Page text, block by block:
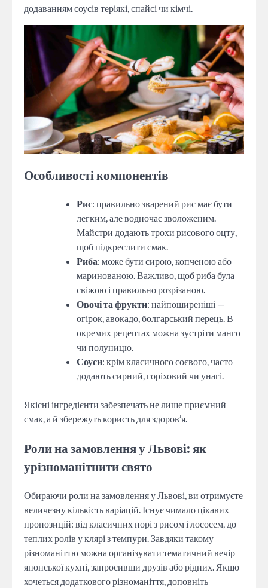
додаванням соусів теріякі, спайсі чи кімчі.
Особливості компонентів
Рис: правильно зварений рис має бути
легким, але водночас зволоженим.
Майстри додають трохи рисового оцту,
щоб підкреслити смак.
Риба: може бути сирою, копченою або
маринованою. Важливо, щоб риба була
свіжою і правильно розрізаною.
Овочі та фрукти: найпоширеніші —
огірок, авокадо, болгарський перець. В
окремих рецептах можна зустріти манго
чи полуницю.
Соуси: крім класичного соєвого, часто
додають сирний, горіховий чи унагі.
Якісні інгредієнти забезпечать не лише приємний
смак, а й збережуть користь для здоров’я.
Роли на замовлення у Львові: як
урізноманітнити свято
Обираючи роли на замовлення у Львові, ви отримуєте
величезну кількість варіацій. Існує чимало цікавих
пропозицій: від класичних норі з рисом і лососем, до
теплих ролів у клярі з темпури. Завдяки такому
різноманіттю можна організувати тематичний вечір
японської кухні, запросивши друзів або рідних. Якщо
хочеться додаткового різноманіття, доповніть